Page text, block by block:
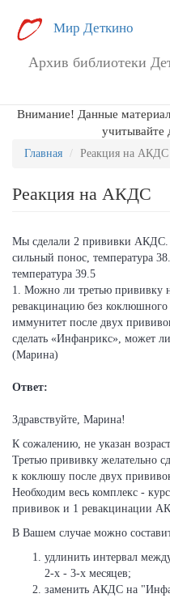
Перейти
основному
содержанию
Мир Деткино
Архив библиотеки
Внимание! Данные
учитывайте
Главная Реакция на АКДС
Реакция на АКДС
Мы сделали 2 прививки АКДС.
сильный понос, температура
температура 39.5
1. Можно ли третью прививку
ревакцинацию без коклюшного
иммунитет после двух
сделать «Инфанрикс», может
(Марина)
Ответ:
Здравствуйте, Марина!
К сожалению, не указан
Третью прививку желательно
к коклюшу после двух
Необходим весь комплекс -
прививок и 1 ревакцинации
В Вашем случае можно
удлинить интервал
2-х - 3-х месяцев;
заменить АКДС на